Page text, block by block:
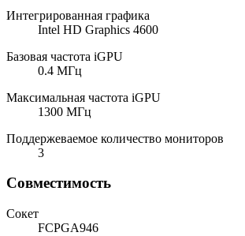
Интегрированная графика
Intel HD Graphics 4600
Базовая частота iGPU
0.4 МГц
Максимальная частота iGPU
1300 МГц
Поддержеваемое количество мониторов
3
Совместимость
Сокет
FCPGA946